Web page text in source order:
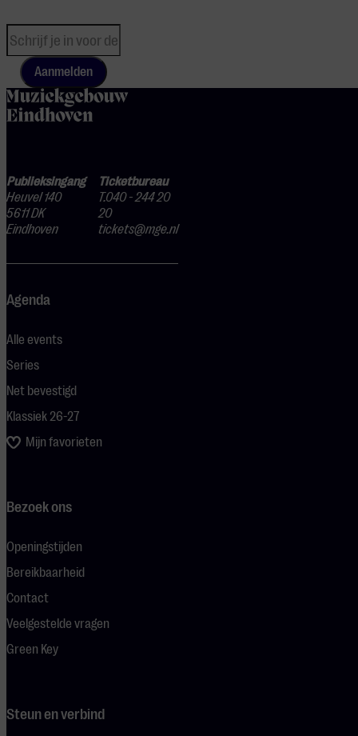
Aanmelden
Publieksingang
Heuvel 140
5611 DK
Eindhoven
Ticketbureau
T.040 - 244 20
20
tickets@mge.nl
Agenda
Alle events
Series
Net bevestigd
Klassiek 26-27
Mijn favorieten
Bezoek ons
Openingstijden
Bereikbaarheid
Contact
Veelgestelde vragen
Green Key
Steun en verbind